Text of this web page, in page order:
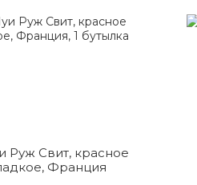
Руж Свит, красное
Франция